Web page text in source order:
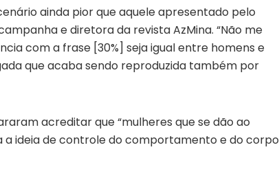
ainda pior que aquele apresentado pelo
e diretora da revista AzMina. “Não me
com a frase [30%] seja igual entre homens e
que acaba sendo reproduzida também por
acreditar que “mulheres que se dão ao
a ideia de controle do comportamento e do corpo